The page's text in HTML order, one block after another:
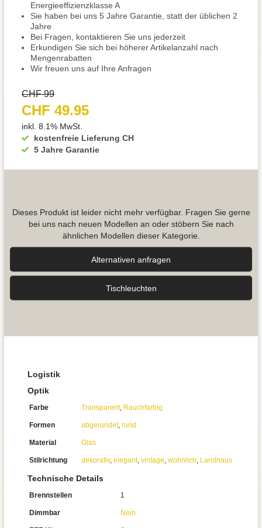
Energieeffizienzklasse A
Sie haben bei uns 5 Jahre Garantie, statt der üblichen 2
Jahre
Bei Fragen, kontaktieren Sie uns jederzeit
Erkundigen Sie sich bei höherer Artikelanzahl nach
Mengenrabatten
Wir freuen uns auf Ihre Anfragen
kostenfreie Lieferung CH
5 Jahre Garantie
CHF 99
CHF 49.95
inkl. 8.1% MwSt.
Dieses Produkt ist leider nicht mehr verfügbar. Fragen Sie gerne
bei uns nach neuen Modellen an oder stöbern Sie nach
ähnlichen Modellen dieser Kategorie.
Alternativen anfragen
Tisch­leuchten
Logistik
Optik
Farbe Transparent, Rauchfarbig
Formen abgerundet, rund
Material Glas
Stilrichtung dekorativ, elegant, vintage, wohnlich, Landhaus
Technische Details
Brennstellen 1
Dimmbar Nein